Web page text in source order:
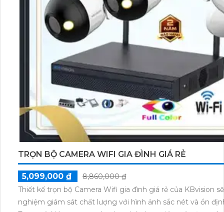
TRỌN BỘ CAMERA WIFI GIA ĐÌNH GIÁ RẺ
5,099,000 ₫
8,860,000 ₫
Thiết kế trọn bộ Camera Wifi gia đình giá rẻ của KBvision
nghiệm giám sát chất lượng với hình ảnh sắc nét và ổn định. Với công nghệ